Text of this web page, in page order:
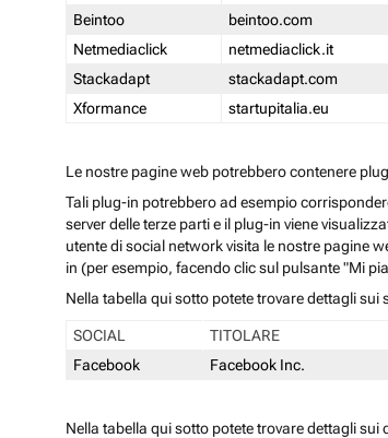
Beintoo
beintoo.com
Netmediaclick
netmediaclick.it
Stackadapt
stackadapt.com
Xformance
startupitalia.eu
Le nostre pagine web potrebbero contenere
Tali plug-in potrebbero ad esempio
server delle terze parti e il plug-in viene
utente di social network visita le nostre pagine
in (per esempio, facendo clic sul pulsante "Mi
Nella tabella qui sotto potete trovare dettagli sui
SOCIAL TITOLARE
Facebook
Facebook Inc.
Nella tabella qui sotto potete trovare dettagli